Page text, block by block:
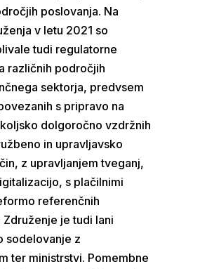
poslovanja. Na
v letu 2021 so
tudi regulatorne
različnih področjih
sektorja, predvsem
s pripravo na
dolgoročno vzdržnih
in upravljavsko
z upravljanjem tveganj,
s plačilnimi
referenčnih
Združenje je tudi lani
sodelovanje z
ter ministrstvi. Pomembne